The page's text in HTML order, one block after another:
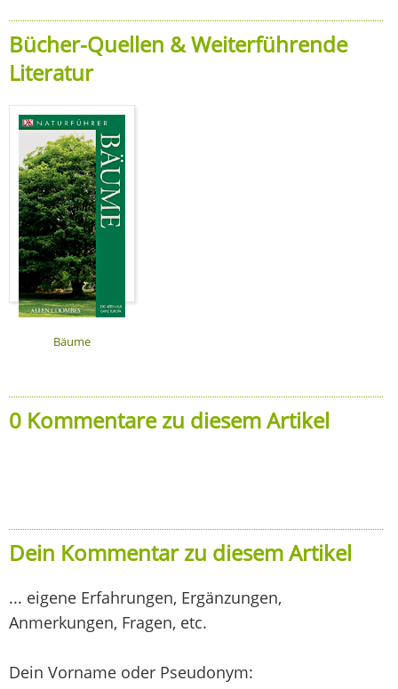
Bücher-Quellen & Weiterführende
Literatur
Bäume
0 Kommentare zu diesem Artikel
Dein Kommentar zu diesem Artikel
... eigene Erfahrungen, Ergänzungen,
Anmerkungen, Fragen, etc.
Dein Vorname oder Pseudonym: